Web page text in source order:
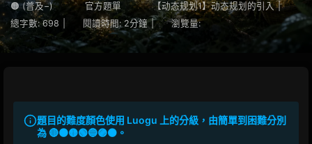
🟠 (普及−)
官方題單 【动态规划1】动态规划的引入 |
總字數: 698 閱讀時間: 2分鐘 | 瀏覽量:
題目的難度顏色使用 Luogu 上的分級，由簡單到困難分別
為 🔴🟠🟡🟢🔵🟣⚫。